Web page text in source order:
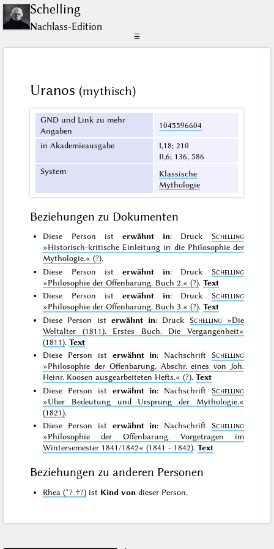
Schelling
Nachlass-Edition
☰
Uranos (mythisch)
GND und Link zu mehr
Angaben
1045596604
in Akademieausgabe
I,18; 210
II,6; 136, 586
System
Klassische
Mythologie
Beziehungen zu Dokumenten
Diese Person ist erwähnt in: Druck Schelling
»Historisch-kritische Einleitung in die Philosophie der
Mythologie.« (?).
Diese Person ist erwähnt in: Druck Schelling
»Philosophie der Offenbarung. Buch 2.« (?).Text
Diese Person ist erwähnt in: Druck Schelling
»Philosophie der Offenbarung. Buch 3.« (?).Text
Diese Person ist erwähnt in: Druck Schelling »Die
Weltalter (1811). Erstes Buch. Die Vergangenheit«
(1811).Text
Diese Person ist erwähnt in: Nachschrift Schelling
»Philosophie der Offenbarung. Abschr. eines von Joh.
Heinr. Koosen ausgearbeiteten Hefts.« (?).Text
Diese Person ist erwähnt in: Nachschrift Schelling
»Über Bedeutung und Ursprung der Mythologie.«
(1821).
Diese Person ist erwähnt in: Nachschrift Schelling
»Philosophie der Offenbarung. Vorgetragen im
Wintersemester 1841/1842« (1841 - 1842).Text
Beziehungen zu anderen Personen
Rhea (*? †?) ist Kind von dieser Person.